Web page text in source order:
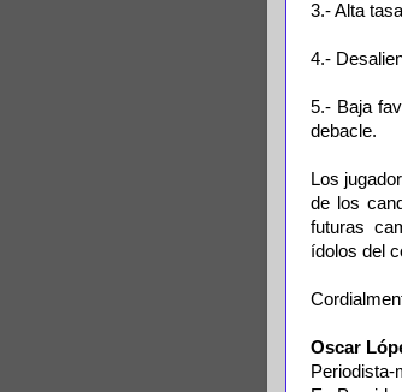
3.- Alta
4.-
5.- Baja
debacle.
Los
de los
futuras
ídolos del
Oscar
Periodista-